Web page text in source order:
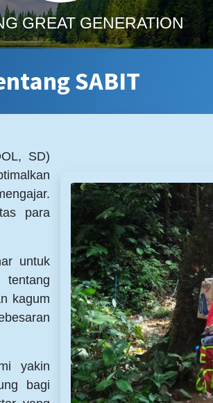
GREAT GENERATION
SABIT
SD)
para
untuk
kagum
yakin
bagi